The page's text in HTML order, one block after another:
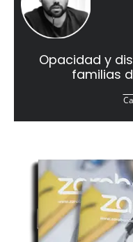
Opacidad y
familias